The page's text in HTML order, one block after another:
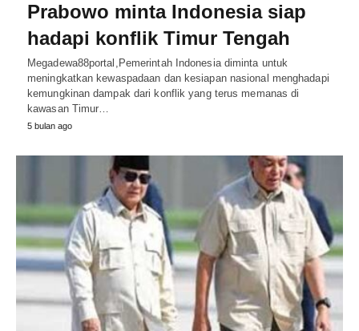
Prabowo minta Indonesia siap
hadapi konflik Timur Tengah
Megadewa88portal,Pemerintah Indonesia diminta untuk
meningkatkan kewaspadaan dan kesiapan nasional menghadapi
kemungkinan dampak dari konflik yang terus memanas di
kawasan Timur…
5 bulan ago